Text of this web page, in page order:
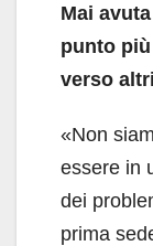
Mai
punto
verso
«Non
essere in
dei
prima